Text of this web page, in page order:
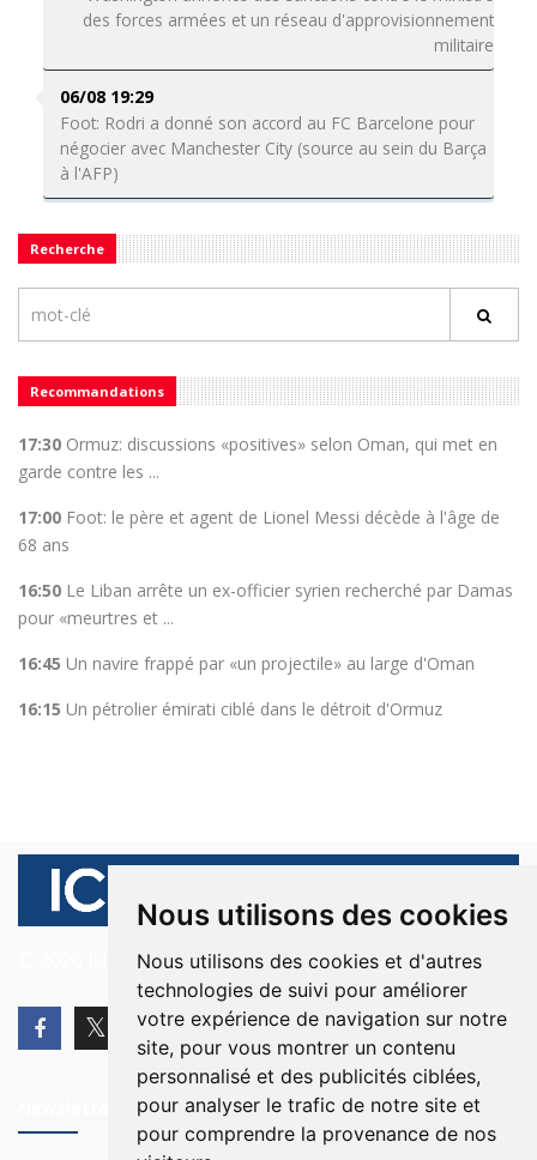
Nous utilisons des cookies
Nous utilisons des cookies et d'autres
technologies de suivi pour améliorer
votre expérience de navigation sur notre
site, pour vous montrer un contenu
personnalisé et des publicités ciblées,
pour analyser le trafic de notre site et
pour comprendre la provenance de nos
des forces armées et un réseau d'approvisionnement
militaire
06/08 19:29
Foot: Rodri a donné son accord au FC Barcelone pour
négocier avec Manchester City (source au sein du Barça
à l'AFP)
Recherche
Recommandations
17:30 Ormuz: discussions «positives» selon Oman, qui met en
garde contre les ...
17:00 Foot: le père et agent de Lionel Messi décède à l'âge de
68 ans
16:50 Le Liban arrête un ex-officier syrien recherché par Damas
pour «meurtres et ...
16:45 Un navire frappé par «un projectile» au large d'Oman
16:15 Un pétrolier émirati ciblé dans le détroit d'Ormuz
© 2026 Ici Beyrouth. Tous les droits sont réservés.